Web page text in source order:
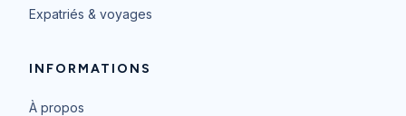
Expatriés & voyages
INFORMATIONS
À propos